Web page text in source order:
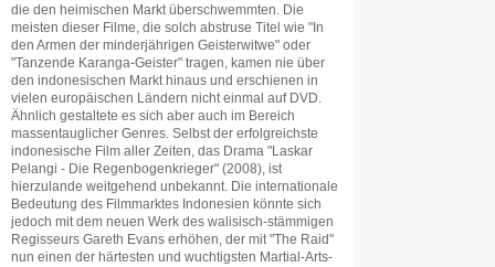
die den heimischen Markt überschwemmten. Die
meisten dieser Filme, die solch abstruse Titel wie "In
den Armen der minderjährigen Geisterwitwe" oder
"Tanzende Karanga-Geister" tragen, kamen nie über
den indonesischen Markt hinaus und erschienen in
vielen europäischen Ländern nicht einmal auf DVD.
Ähnlich gestaltete es sich aber auch im Bereich
massentauglicher Genres. Selbst der erfolgreichste
indonesische Film aller Zeiten, das Drama "Laskar
Pelangi - Die Regenbogenkrieger" (2008), ist
hierzulande weitgehend unbekannt. Die internationale
Bedeutung des Filmmarktes Indonesien könnte sich
jedoch mit dem neuen Werk des walisisch-stämmigen
Regisseurs Gareth Evans erhöhen, der mit "The Raid"
nun einen der härtesten und wuchtigsten Martial-Arts-